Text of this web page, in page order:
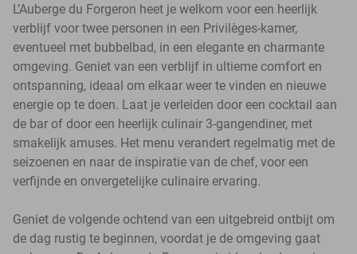
L’Auberge du Forgeron heet je welkom voor een heerlijk
verblijf voor twee personen in een Privilèges-kamer,
eventueel met bubbelbad, in een elegante en charmante
omgeving. Geniet van een verblijf in ultieme comfort en
ontspanning, ideaal om elkaar weer te vinden en nieuwe
energie op te doen. Laat je verleiden door een cocktail aan
de bar of door een heerlijk culinair 3-gangendiner, met
smakelijk amuses. Het menu verandert regelmatig met de
seizoenen en naar de inspiratie van de chef, voor een
verfijnde en onvergetelijke culinaire ervaring.
Geniet de volgende ochtend van een uitgebreid ontbijt om
de dag rustig te beginnen, voordat je de omgeving gaat